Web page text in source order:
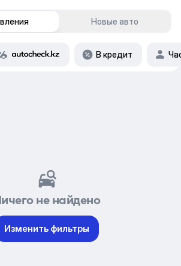
Новые авто
В кредит
не найдено
Изменить фильтры